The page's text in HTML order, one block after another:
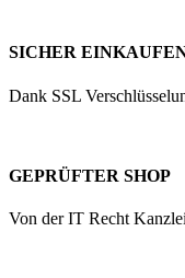
SICHER
Dank SSL
GEPRÜFTER SHOP
Von der IT Recht